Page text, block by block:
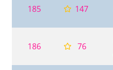
185 147
186 76